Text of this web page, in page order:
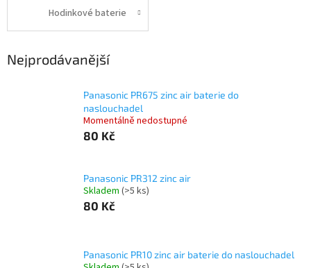
Hodinkové baterie
Nejprodávanější
Panasonic PR675 zinc air baterie do
naslouchadel
Momentálně nedostupné
80 Kč
Panasonic PR312 zinc air
Skladem (>5 ks)
80 Kč
Panasonic PR10 zinc air baterie do naslouchadel